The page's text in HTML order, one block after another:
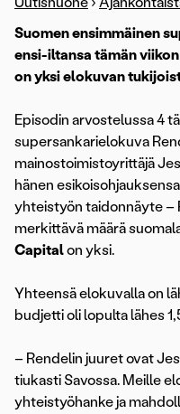
Suomen ensimmäinen
ensi-iltansa tämän
on yksi elokuvan
Episodin arvostelussa 4
supersankarielokuva
mainostoimistoyrittäjä
hänen
yhteistyön taidonnäyte –
merkittävä määrä
Capitalon yksi.
Yhteensä elokuvalla on
budjetti oli lopulta lähes
– Rendelin juuret ovat
tiukasti Savossa. Meille
yhteistyöhanke ja